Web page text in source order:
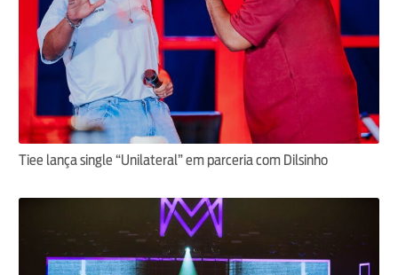
Tiee lança single “Unilateral” em parceria com Dilsinho